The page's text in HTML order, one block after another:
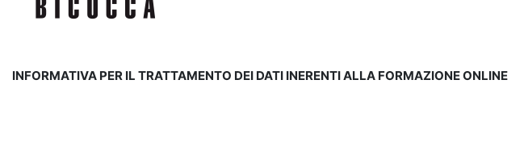
INFORMATIVA PER IL TRATTAMENTO DEI DATI INERENTI ALLA FORMAZIONE ONLINE